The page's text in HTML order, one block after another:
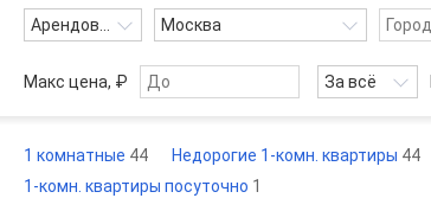
Арендовать Москва
Макс цена, ₽ За всё
1 комнатные 44 Недорогие 1-комн. квартиры 44
1-комн. квартиры посуточно 1